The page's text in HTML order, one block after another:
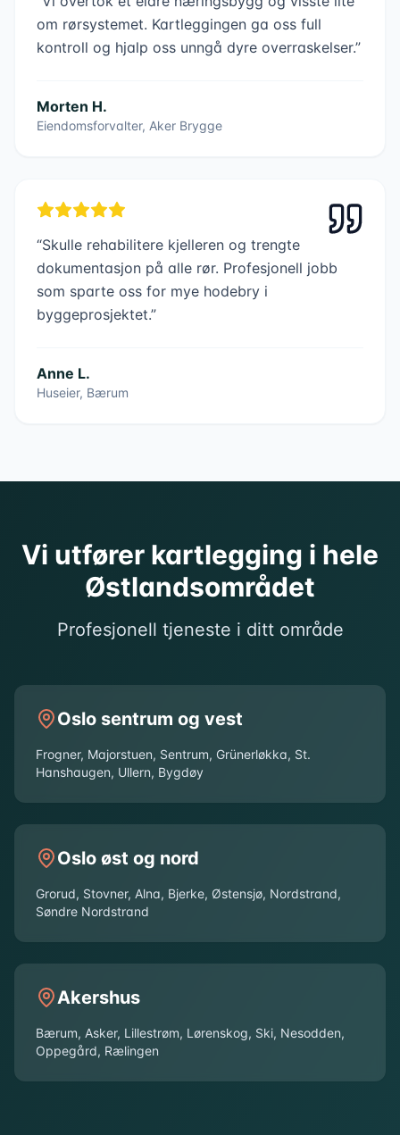
om rørsystemet. Kartleggingen ga oss full
kontroll og hjalp oss unngå dyre overraskelser.”
Morten H.
Eiendomsforvalter, Aker Brygge
“Skulle rehabilitere kjelleren og trengte
dokumentasjon på alle rør. Profesjonell jobb
som sparte oss for mye hodebry i
byggeprosjektet.”
Anne L.
Huseier, Bærum
Vi utfører kartlegging i hele
Østlandsområdet
Profesjonell tjeneste i ditt område
Oslo sentrum og vest
Frogner, Majorstuen, Sentrum, Grünerløkka, St.
Hanshaugen, Ullern, Bygdøy
Oslo øst og nord
Grorud, Stovner, Alna, Bjerke, Østensjø, Nordstrand,
Søndre Nordstrand
Akershus
Bærum, Asker, Lillestrøm, Lørenskog, Ski, Nesodden,
Oppegård, Rælingen